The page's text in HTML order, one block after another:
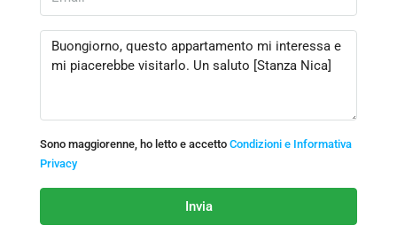
Sono maggiorenne, ho letto e accetto Condizioni e Informativa
Privacy
Invia